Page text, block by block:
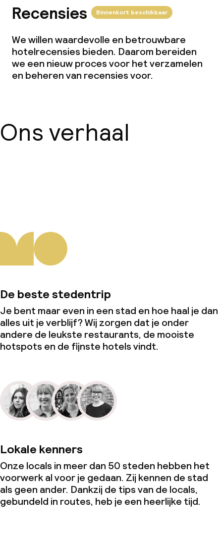
Recensies Binnenkort beschikbaar
We willen waardevolle en betrouwbare
hotelrecensies bieden. Daarom bereiden
we een nieuw proces voor het verzamelen
en beheren van recensies voor.
Ons verhaal
De beste stedentrip
Je bent maar even in een stad en hoe haal je dan
alles uit je verblijf? Wij zorgen dat je onder
andere de leukste restaurants, de mooiste
hotspots en de fijnste hotels vindt.
Lokale kenners
Onze locals in meer dan 50 steden hebben het
voorwerk al voor je gedaan. Zij kennen de stad
als geen ander. Dankzij de tips van de locals,
gebundeld in routes, heb je een heerlijke tijd.